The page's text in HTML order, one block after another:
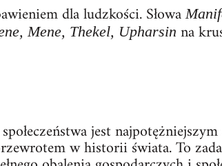
dla ludzkości. Słowa
Mene, Thekel, Upharsin na
jest
w historii świata. To